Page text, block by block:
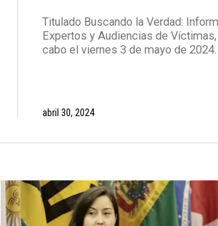
Titulado Buscando la Verdad:
Expertos y Audiencias de
cabo el viernes 3 de mayo de 2024.
abril 30, 2024